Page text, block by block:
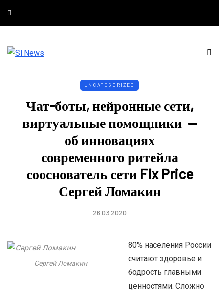
UNCATEGORIZED
Чат-боты, нейронные сети,
виртуальные помощники —
об инновациях
современного ритейла
сооснователь сети Fix Price
Сергей Ломакин
26.03.2020
Сергей Ломакин
80% населения России
считают здоровье и
бодрость главными
ценностями. Сложно